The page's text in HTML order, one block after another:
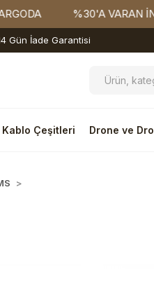
%30'A VARAN
Gün İade Garantisi
Kablo Çeşitleri Drone ve